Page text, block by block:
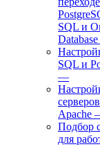
SQL и
Database
SQL и
—
Apache
Подбор
для